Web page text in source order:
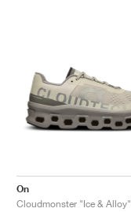
On
Cloudmonster "Ice & Alloy"